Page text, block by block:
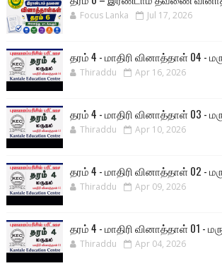
Focus Lanka Jul 17, 2026
தரம் 4 - மாதிரி வினாத்தாள் 04 -
Thiraddu Apr 16, 2026
தரம் 4 - மாதிரி வினாத்தாள் 03 -
Thiraddu Apr 10, 2026
தரம் 4 - மாதிரி வினாத்தாள் 02 -
Thiraddu Apr 09, 2026
தரம் 4 - மாதிரி வினாத்தாள் 01 -
Thiraddu Apr 04, 2026